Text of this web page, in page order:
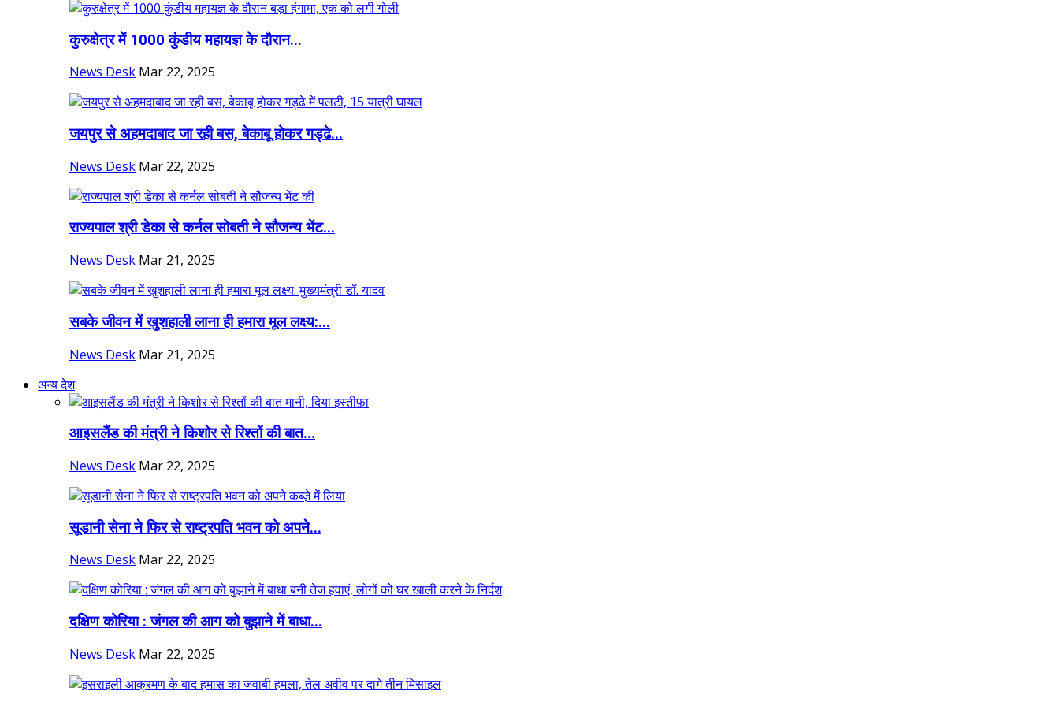
कुरुक्षेत्र में 1000 कुंडीय महायज्ञ के दौरान...
News Desk Mar 22, 2025
जयपुर से अहमदाबाद जा रही बस, बेकाबू होकर गड्ढे...
News Desk Mar 22, 2025
राज्यपाल श्री डेका से कर्नल सोबती ने सौजन्य भेंट...
News Desk Mar 21, 2025
सबके जीवन में खुशहाली लाना ही हमारा मूल लक्ष्य:...
News Desk Mar 21, 2025
अन्य देश
आइसलैंड की मंत्री ने किशोर से रिश्तों की बात...
News Desk Mar 22, 2025
सूडानी सेना ने फिर से राष्ट्रपति भवन को अपने...
News Desk Mar 22, 2025
दक्षिण कोरिया : जंगल की आग को बुझाने में बाधा...
News Desk Mar 22, 2025